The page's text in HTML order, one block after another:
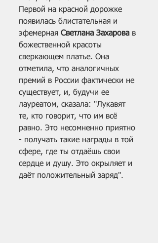
Первой на красной дорожке
появилась блистательная и
эфемерная Светлана Захарова в
божественной красоты
сверкающем платье. Она
отметила, что аналогичных
премий в России фактически не
существует, и, будучи ее
лауреатом, сказала: "Лукавят
те, кто говорит, что им всё
равно. Это несомненно приятно
- получать такие награды в той
сфере, где ты отдаёшь свои
сердце и душу. Это окрыляет и
даёт положительный заряд".